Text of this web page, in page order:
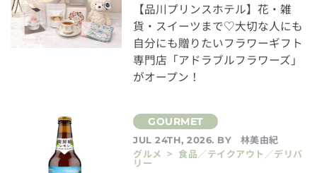
【品川プリンスホテル】花・雑
貨・スイーツまで♡大切な人にも
自分にも贈りたいフラワーギフト
専門店「アドラブルフラワーズ」
がオープン！
JUL 24TH, 2026. BY
林美由紀
グルメ > 食品／テイクアウト／デリバ
リー